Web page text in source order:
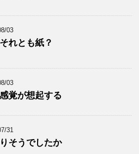
03
れとも紙？
03
覚が想起する
31
そうでしたか